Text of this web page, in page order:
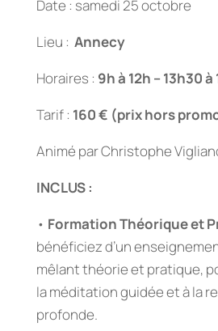
Date : samedi 25 octobre
Lieu : Annecy
Horaires : 9h à 12h – 13h30 à
Tarif : 160 € (prix hors
Animé par Christophe
INCLUS :
• Formation Théorique et
bénéficiez d’un
mêlant théorie et pratique,
la méditation guidée et à la
profonde.